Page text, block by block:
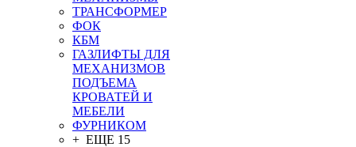
ТРАНСФОРМЕР
ФОК
КБМ
ГАЗЛИФТЫ ДЛЯ
МЕХАНИЗМОВ
ПОДЪЕМА
КРОВАТЕЙ И
МЕБЕЛИ
ФУРНИКОМ
+ ЕЩЕ 15